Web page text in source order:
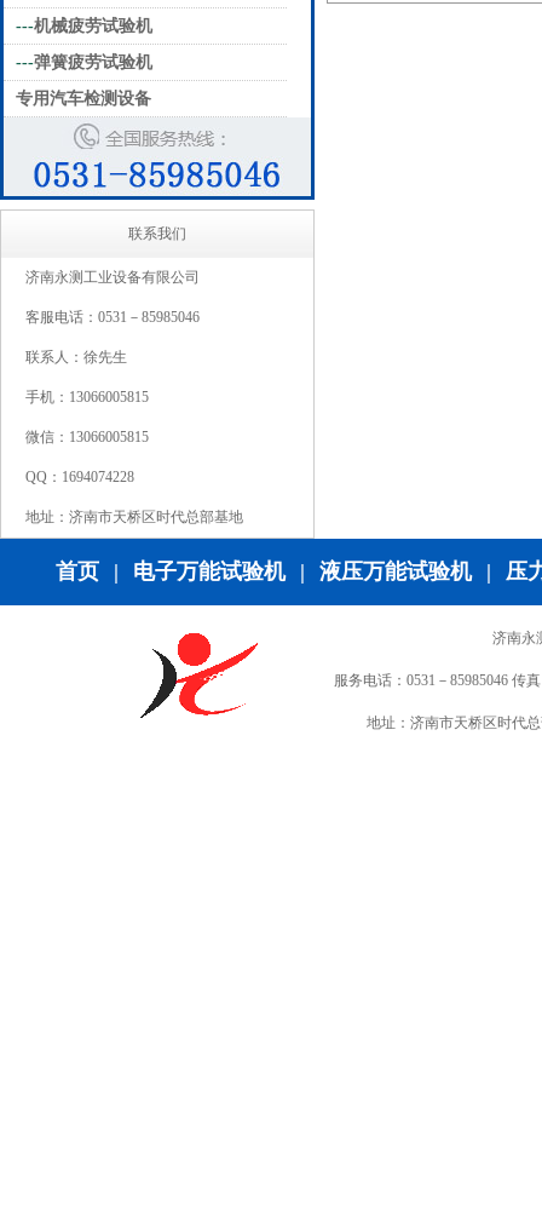
---机械疲劳试验机
---弹簧疲劳试验机
专用汽车检测设备
联系我们
济南永测工业设备有限公司
客服电话：0531－85985046
联系人：徐先生
手机：13066005815
微信：13066005815
QQ：1694074228
地址：济南市天桥区时代总部基地
首页 | 电子万能试验机 | 液压万能试验机 | 压
济南永
服务电话：0531－85985046 传
地址：济南市天桥区时代